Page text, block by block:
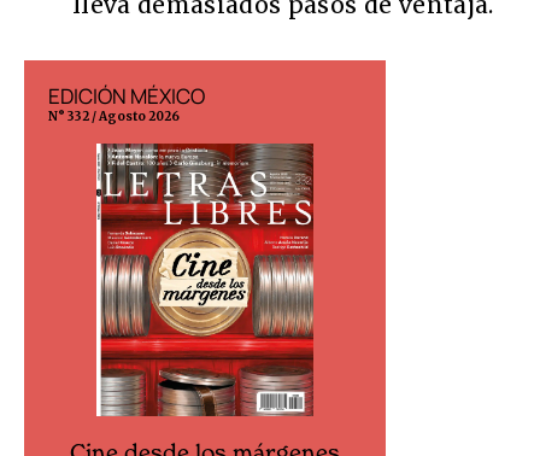
EDICIÓN MÉXICO
N° 332 / Agosto 2026